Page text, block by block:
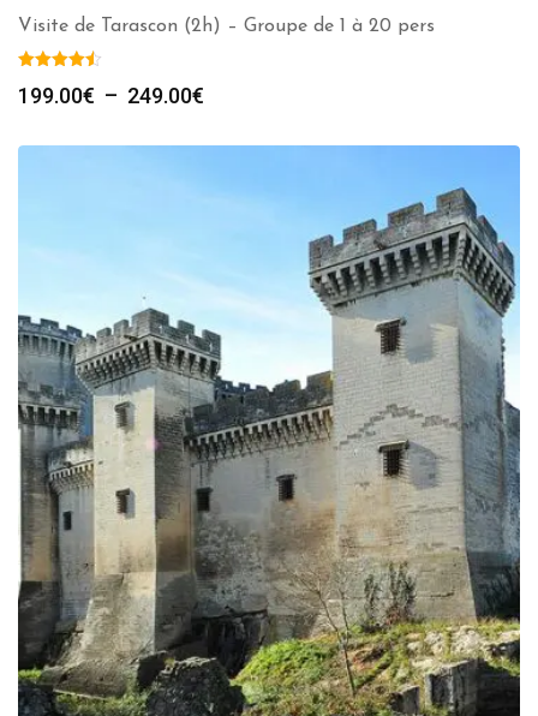
Visite de Tarascon (2h) – Groupe de 1 à 20 pers
199.00€ – 249.00€
prix :